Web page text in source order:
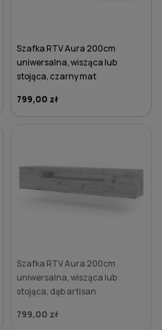
Szafka RTV Aura 200cm
uniwersalna, wisząca lub
stojąca, czarny mat
799,00 zł
Szafka RTV Aura 200cm
uniwersalna, wisząca lub
stojąca, dąb artisan
799,00 zł